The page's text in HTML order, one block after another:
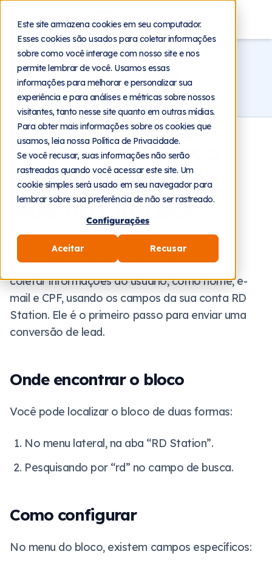
Este site armazena cookies em seu computador.
Esses cookies são usados para coletar informações
sobre como você interage com nosso site e nos
permite lembrar de você. Usamos essas
informações para melhorar e personalizar sua
experiência e para análises e métricas sobre nossos
visitantes, tanto nesse site quanto em outras mídias.
Para obter mais informações sobre os cookies que
usamos, leia nossa Política de Privacidade.
Se você recusar, suas informações não serão
rastreadas quando você acessar este site. Um
cookie simples será usado em seu navegador para
lembrar sobre sua preferência de não ser rastreado.
Configurações
Aceitar Recusar
Blog
Voltar
Como usar o bloco
Preparar dados do
lead no Ligo Bots
16 de maio de 2025
O bloco Preparar dados do lead serve para
coletar informações do usuário, como nome, e-
mail e CPF, usando os campos da sua conta RD
Station. Ele é o primeiro passo para enviar uma
conversão de lead.
Onde encontrar o bloco
Você pode localizar o bloco de duas formas:
No menu lateral, na aba “RD Station”.
Pesquisando por “rd” no campo de busca.
Como configurar
No menu do bloco, existem campos específicos: